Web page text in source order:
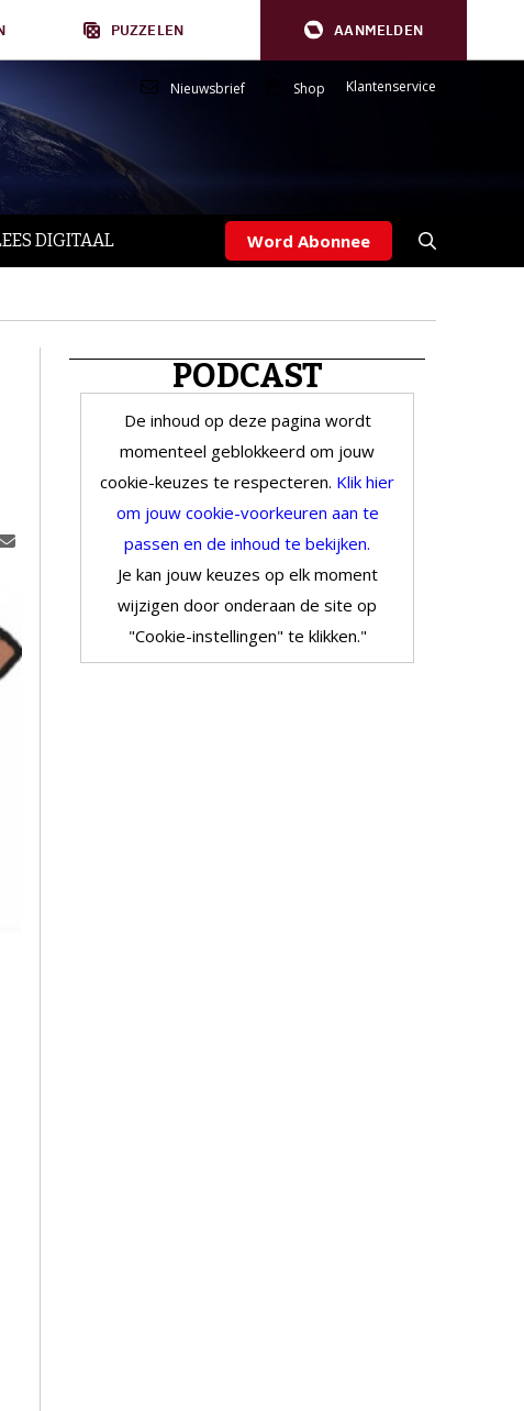
PUZZELEN AANMELDEN
Nieuwsbrief Shop Klantenservice
DIGITAAL Word Abonnee
PODCAST
De inhoud op deze pagina wordt
momenteel geblokkeerd om jouw
cookie-keuzes te respecteren. Klik hier
om jouw cookie-voorkeuren aan te
passen en de inhoud te bekijken.
Je kan jouw keuzes op elk moment
wijzigen door onderaan de site op
"Cookie-instellingen" te klikken."